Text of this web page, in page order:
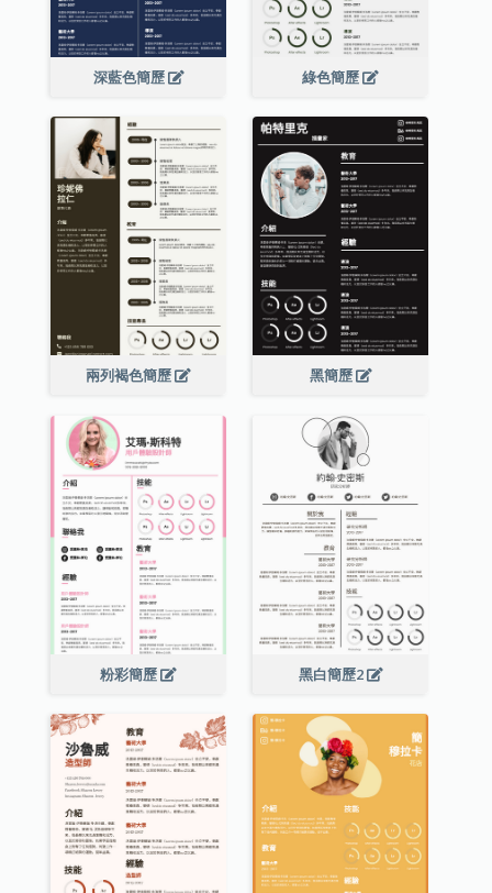
深藍色簡歷 綠色簡歷
兩列褐色簡歷 黑簡歷
粉彩簡歷 黑白簡歷2